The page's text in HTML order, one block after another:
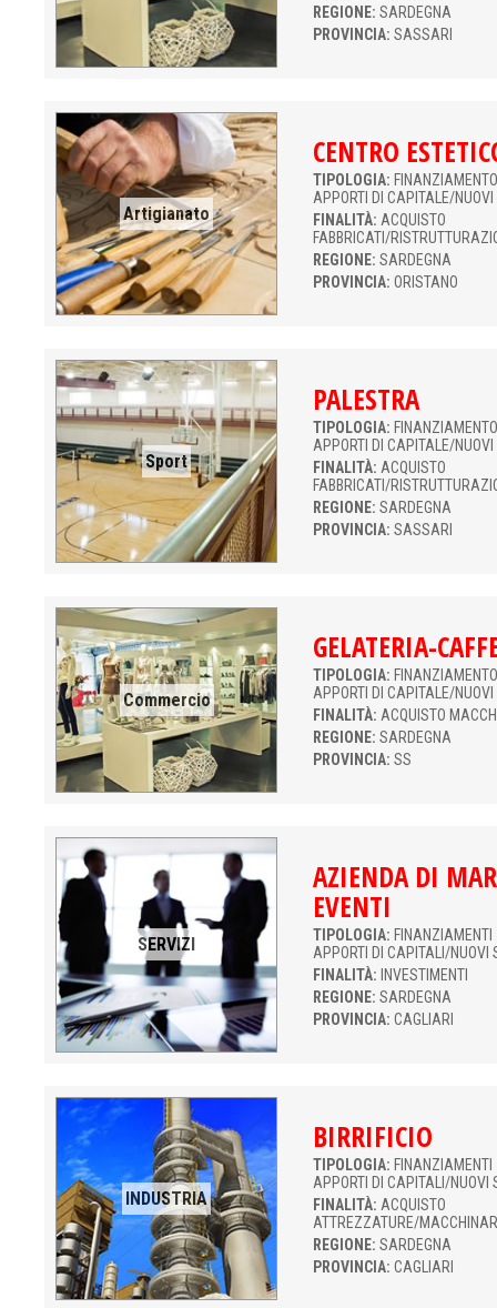
REGIONE: SARDEGNA
PROVINCIA: SASSARI
Artigianato
CENTRO
TIPOLOGIA:
APPORTI DI CAPITALE/NUOVI
FINALITÀ: ACQUISTO
FABBRICATI/
REGIONE: SARDEGNA
PROVINCIA: ORISTANO
Sport
PALESTRA
TIPOLOGIA:
APPORTI DI CAPITALE/NUOVI
FINALITÀ: ACQUISTO
FABBRICATI/
REGIONE: SARDEGNA
PROVINCIA: SASSARI
Commercio
GELATERIA-
TIPOLOGIA:
APPORTI DI CAPITALE/NUOVI
FINALITÀ: ACQUISTO
REGIONE: SARDEGNA
PROVINCIA: SS
SERVIZI
AZIENDA DI
EVENTI
TIPOLOGIA:
APPORTI DI CAPITALI/NUOVI
FINALITÀ: INVESTIMENTI
REGIONE: SARDEGNA
PROVINCIA: CAGLIARI
INDUSTRIA
BIRRIFICIO
TIPOLOGIA:
APPORTI DI CAPITALI/NUOVI
FINALITÀ: ACQUISTO
ATTREZZATURE/
REGIONE: SARDEGNA
PROVINCIA: CAGLIARI